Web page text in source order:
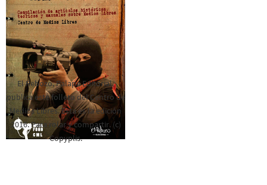
El Rebozo, Palapa Editorial,
publica este folleto del Centro de
Medios Libres. Esta es la edición
2016. Para rolar y compartir. (c)
Copyplis.